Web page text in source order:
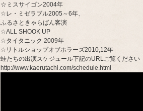
☆ミスサイゴン2004年
☆レ・ミゼラブル2005～6年、
ふるさときゃらばん客演
☆ALL SHOOK UP
☆タイタニック 2009年
☆リトルショップオブホラーズ2010,12年
蛙たちの出演スケジュール下記のURLご覧ください
http://www.kaerutachi.com/schedule.html